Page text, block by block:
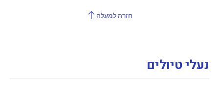
חזרה למעלה
נעלי טיולים